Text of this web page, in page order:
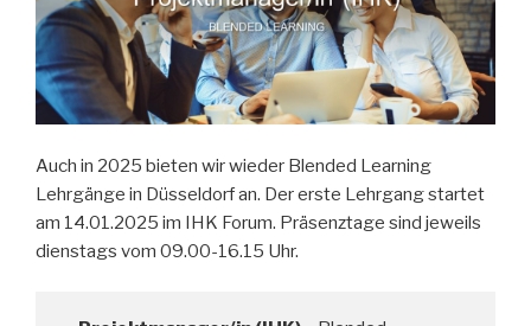
Auch in 2025 bieten wir wieder Blended Learning
Lehrgänge in Düsseldorf an. Der erste Lehrgang startet
am 14.01.2025 im IHK Forum. Präsenztage sind jeweils
dienstags vom 09.00-16.15 Uhr.